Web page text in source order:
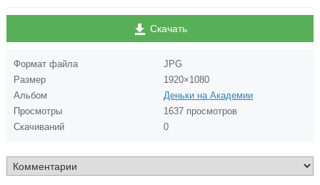
Скачать
Формат файла
JPG
Размер
1920×1080
Альбом
Деньки на Академии
Просмотры
1637 просмотров
Скачиваний
0